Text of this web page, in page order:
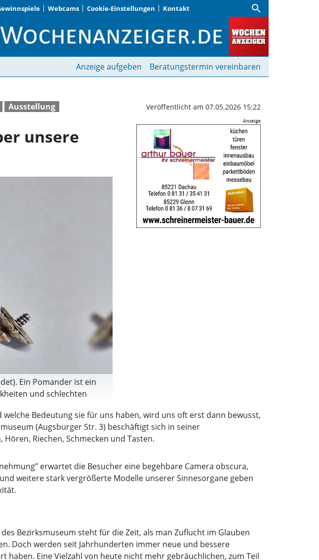
Webcams Cookie-Einstellungen Kontakt search
zeigt Ausstellung über
Anzeige aufgeben Beratungstermin vereinbaren
Ausstellung Veröffentlicht am 07.05.2026 15:22
unsere
Ein Pomander ist ein
und schlechten
Bedeutung sie für uns haben, wird uns oft erst dann bewusst,
(Augsburger Str. 3) beschäftigt sich in seiner
Riechen, Schmecken und Tasten.
erwartet die Besucher eine begehbare Camera obscura,
weitere stark vergrößerte Modelle unserer Sinnesorgane geben
Bezirksmuseum steht für die Zeit, als man Zuflucht im Glauben
Doch werden seit Jahrhunderten immer neue und bessere
Eine Vielzahl von heute nicht mehr gebräuchlichen, zum Teil